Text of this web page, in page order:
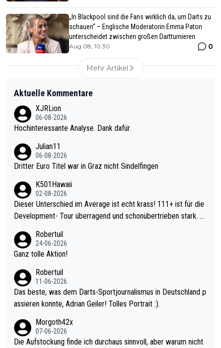
„In Blackpool sind die Fans wirklich da, um Darts zu
schauen“ – Englische Moderatorin Emma Paton
unterscheidet zwischen großen Dartturnieren
Aug 08, 10:30 0
Mehr Artikel
Aktuelle Kommentare
XJRLion
06-08-2026
Hochinteressante Analyse. Dank dafür.
Julian11
06-08-2026
Dritter Euro Titel war in Graz nicht Sindelfingen
K501Hawaii
02-08-2026
Dieser Unterschied im Average ist echt krass! 111+ ist für die
Development- Tour überragend und schonübertrieben stark. U
mal 40+ erst recht. Da gewinnst keinen Blumentopf - ist ja noc
h krasser wie ein Pokalspiel eines Kreisligisten vs einem Bund
Robertuil
24-06-2026
Ganz tolle Aktion!
Robertuil
11-06-2026
Das beste, was dem Darts-Sportjournalismus in Deutschland p
assieren konnte, Adrian Geiler! Tolles Portrait :).
Morgoth42x
07-06-2026
Die Aufstockung finde ich durchaus sinnvoll, aber warum nicht